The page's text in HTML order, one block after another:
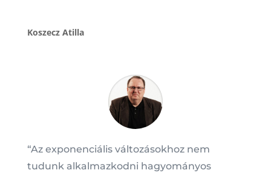
Koszecz Atilla
“Az exponenciális változásokhoz nem
tudunk alkalmazkodni hagyományos